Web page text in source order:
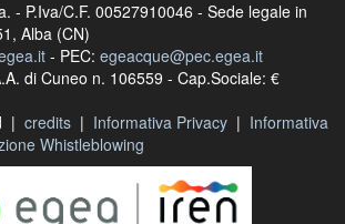
- P.Iva/C.F. 00527910046 - Sede legale in
Alba (CN)
- PEC: egeacque@pec.egea.it
di Cuneo n. 106559 - Cap.Sociale: €
| credits | Informativa Privacy | Informativa
Whistleblowing